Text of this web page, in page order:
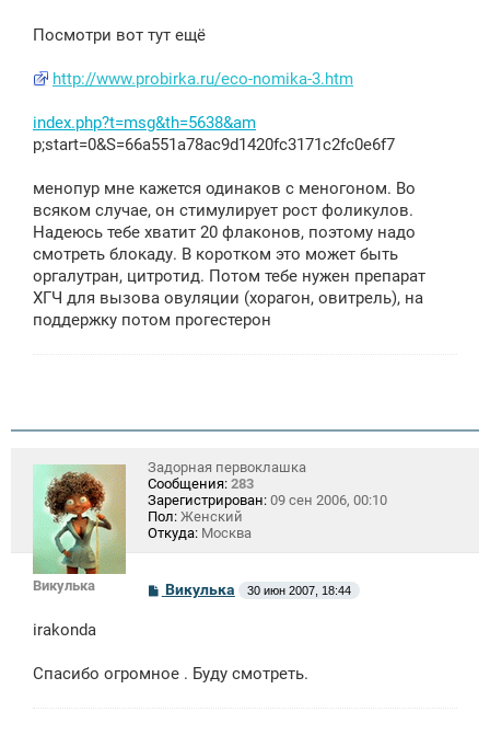
Посмотри вот тут ещё
http://www.probirka.ru/eco-nomika-3.htm
index.php?t=msg&th=5638&am
p;start=0&S=66a551a78ac9d1420fc3171c2fc0e6f7
менопур мне кажется одинаков с меногоном. Во
всяком случае, он стимулирует рост фоликулов.
Надеюсь тебе хватит 20 флаконов, поэтому надо
смотреть блокаду. В коротком это может быть
оргалутран, цитротид. Потом тебе нужен препарат
ХГЧ для вызова овуляции (хорагон, овитрель), на
поддержку потом прогестерон
Викулька
Задорная первоклашка
Сообщения: 283
Зарегистрирован: 09 сен 2006, 00:10
Пол: Женский
Откуда: Москва
С
о
н
Викулька 30 июн 2007, 18:44
irakonda
Спасибо огромное . Буду смотреть.